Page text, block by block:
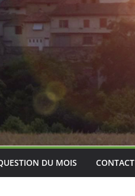
DU MOIS CONTACT